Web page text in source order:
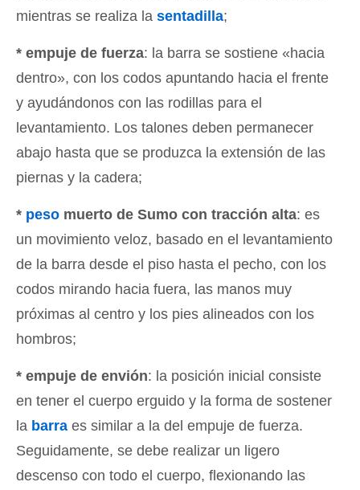
mientras se realiza la sentadilla;
* empuje de fuerza: la barra se sostiene «hacia
dentro», con los codos apuntando hacia el frente
y ayudándonos con las rodillas para el
levantamiento. Los talones deben permanecer
abajo hasta que se produzca la extensión de las
piernas y la cadera;
* peso muerto de Sumo con tracción alta: es
un movimiento veloz, basado en el levantamiento
de la barra desde el piso hasta el pecho, con los
codos mirando hacia fuera, las manos muy
próximas al centro y los pies alineados con los
hombros;
* empuje de envión: la posición inicial consiste
en tener el cuerpo erguido y la forma de sostener
la barra es similar a la del empuje de fuerza.
Seguidamente, se debe realizar un ligero
descenso con todo el cuerpo, flexionando las